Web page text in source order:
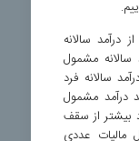
درآمد سالانه
مشمول
سالانه فرد
درآمد مشمول
بیشتر از سقف
مالیات عددی